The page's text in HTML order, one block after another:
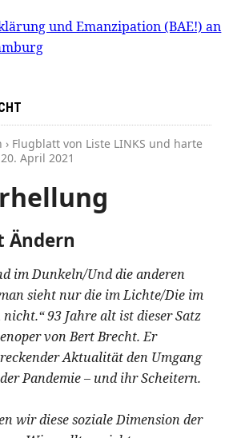
› Flugblatt von Liste LINKS und harte
20. April 2021
Ändern
im Dunkeln/Und die anderen
sieht nur die im Lichte/Die im
93 Jahre alt ist dieser Satz
von Bert Brecht. Er
Aktualität den Umgang
Pandemie – und ihr Scheitern.
wir diese soziale Dimension der